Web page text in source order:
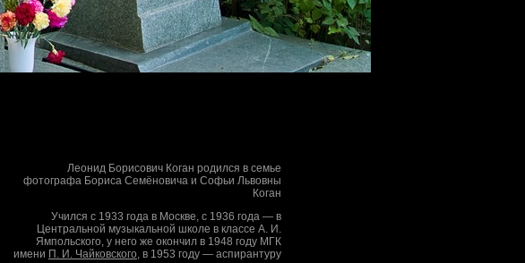
Леонид Борисович Коган родился в семье
фотографа Бориса Семёновича и Софьи Львовны
Коган
Учился с 1933 года в Москве, с 1936 года — в
Центральной музыкальной школе в классе А. И.
Ямпольского, у него же окончил в 1948 году МГК
имени П. И. Чайковского, в 1953 году — аспирантуру